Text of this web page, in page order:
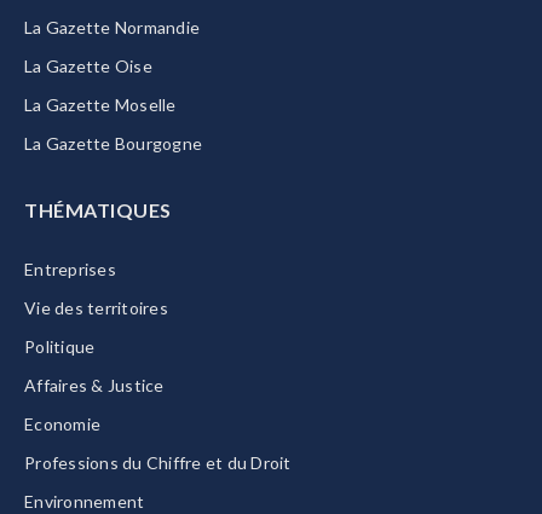
La Gazette Normandie
La Gazette Oise
La Gazette Moselle
La Gazette Bourgogne
THÉMATIQUES
Entreprises
Vie des territoires
Politique
Affaires & Justice
Economie
Professions du Chiffre et du Droit
Environnement